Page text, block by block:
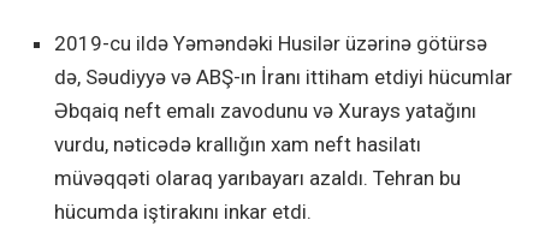
2019-cu ildə Yəməndəki Husilər üzərinə götürsə
də, Səudiyyə və ABŞ-ın İranı ittiham etdiyi hücumlar
Əbqaiq neft emalı zavodunu və Xurays yatağını
vurdu, nəticədə krallığın xam neft hasilatı
müvəqqəti olaraq yarıbayarı azaldı. Tehran bu
hücumda iştirakını inkar etdi.